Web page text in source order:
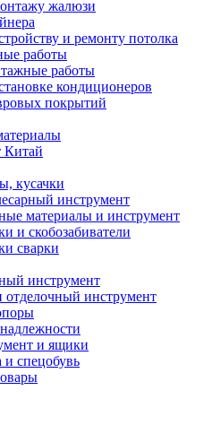
жалюзи
и ремонту потолка
работы
работы
кондиционеров
покрытий
Китай
кусачки
инструмент
материалы и инструмент
и скобозабиватели
сварки
инструмент
инструмент
и ящики
спецобувь